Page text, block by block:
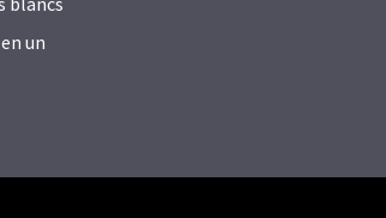
un